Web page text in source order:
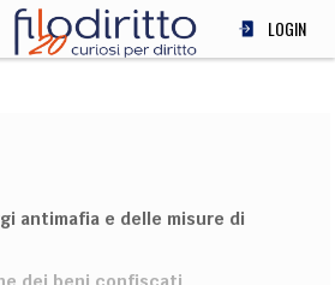
LOGIN
SCIENZA
antimafia e delle misure di